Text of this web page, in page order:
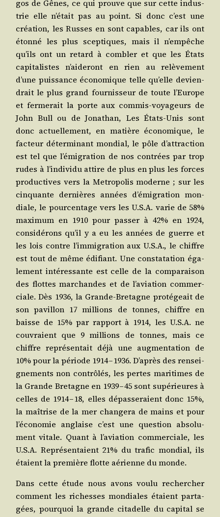
gos de Gênes, ce qui prouve que sur cette indus­
trie elle n’é­tait pas au point. Si donc c’est une
créa­tion, les Russes en sont capables, car ils ont
éton­né les plus scep­tiques, mais il n’empêche
qu’ils ont un retard à com­bler et que les États
capi­ta­listes n’ai­de­ront en rien au relè­ve­ment
d’une puis­sance éco­no­mique telle qu’elle devien­
drait le plus grand four­nis­seur de toute l’Eu­rope
et fer­me­rait la porte aux com­mis-voya­geurs de
John Bull ou de Jona­than, Les États-Unis sont
donc actuel­le­ment, en matière éco­no­mique, le
fac­teur déter­mi­nant mon­dial, le pôle d’at­trac­tion
est tel que l’é­mi­gra­tion de nos contrées par trop
rudes à l’in­di­vi­du attire de plus en plus les forces
pro­duc­tives vers la Metro­po­lis moderne ; sur les
cin­quante der­nières années d’é­mi­gra­tion mon­
diale, le pour­cen­tage vers les U.S.A. varie de 58%
maxi­mum en 1910 pour pas­ser à 42% en 1924,
consi­dé­rons qu’il y a eu les années de guerre et
les lois contre l’im­mi­gra­tion aux U.S.A., le chiffre
est tout de même édi­fiant. Une consta­ta­tion éga­
le­ment inté­res­sante est celle de la com­pa­rai­son
des flottes mar­chandes et de l’a­via­tion com­mer­
ciale. Dès 1936, la Grande-Bre­tagne pro­té­geait de
son pavillon 17 mil­lions de tonnes, chiffre en
baisse de 15% par rap­port à 1914, les U.S.A. ne
cou­vraient que 9 mil­lions de tonnes, mais ce
chiffre repré­sen­tait déjà une aug­men­ta­tion de
10% pour la période 1914 – 1936. D’a­près des ren­sei­
gne­ments non contrô­lés, les pertes mari­times de
la Grande Bre­tagne en 1939 – 45 sont supé­rieures à
celles de 1914 – 18, elles dépas­se­raient donc 15%,
la maî­trise de la mer chan­ge­ra de mains et pour
l’é­co­no­mie anglaise c’est une ques­tion abso­lu­
ment vitale. Quant à l’a­via­tion com­mer­ciale, les
U.S.A. Repré­sen­taient 21% du tra­fic mon­dial, ils
étaient la pre­mière flotte aérienne du monde.
Dans cette étude nous avons vou­lu recher­cher
com­ment les richesses mon­diales étaient par­ta­
gées, pour­quoi la grande cita­delle du capi­tal se